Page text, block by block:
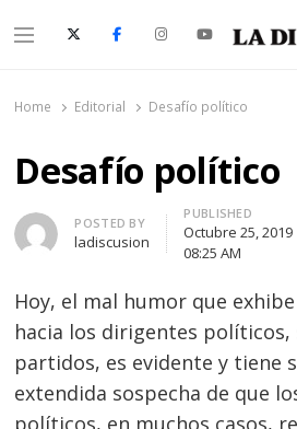
Menu
Home Editorial Desafío político
Desafío político
Author
POSTED BY
ladiscusion
PUBLISHED
Octubre 25, 2019
08:25 AM
Hoy, el mal humor que
hacia los dirigentes
partidos, es evidente y tiene
extendida sospecha de que
políticos, en muchos casos,